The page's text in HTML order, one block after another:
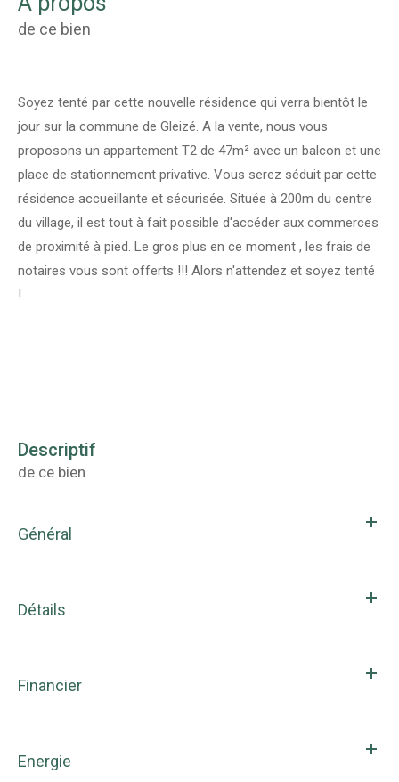
de ce bien
Soyez tenté par cette nouvelle résidence qui verra bientôt le
jour sur la commune de Gleizé. A la vente, nous vous
proposons un appartement T2 de 47m² avec un balcon et une
place de stationnement privative. Vous serez séduit par cette
résidence accueillante et sécurisée. Située à 200m du centre
du village, il est tout à fait possible d'accéder aux commerces
de proximité à pied. Le gros plus en ce moment , les frais de
notaires vous sont offerts !!! Alors n'attendez et soyez tenté
!
descriptif
de ce bien
Général
Détails
Financier
Energie